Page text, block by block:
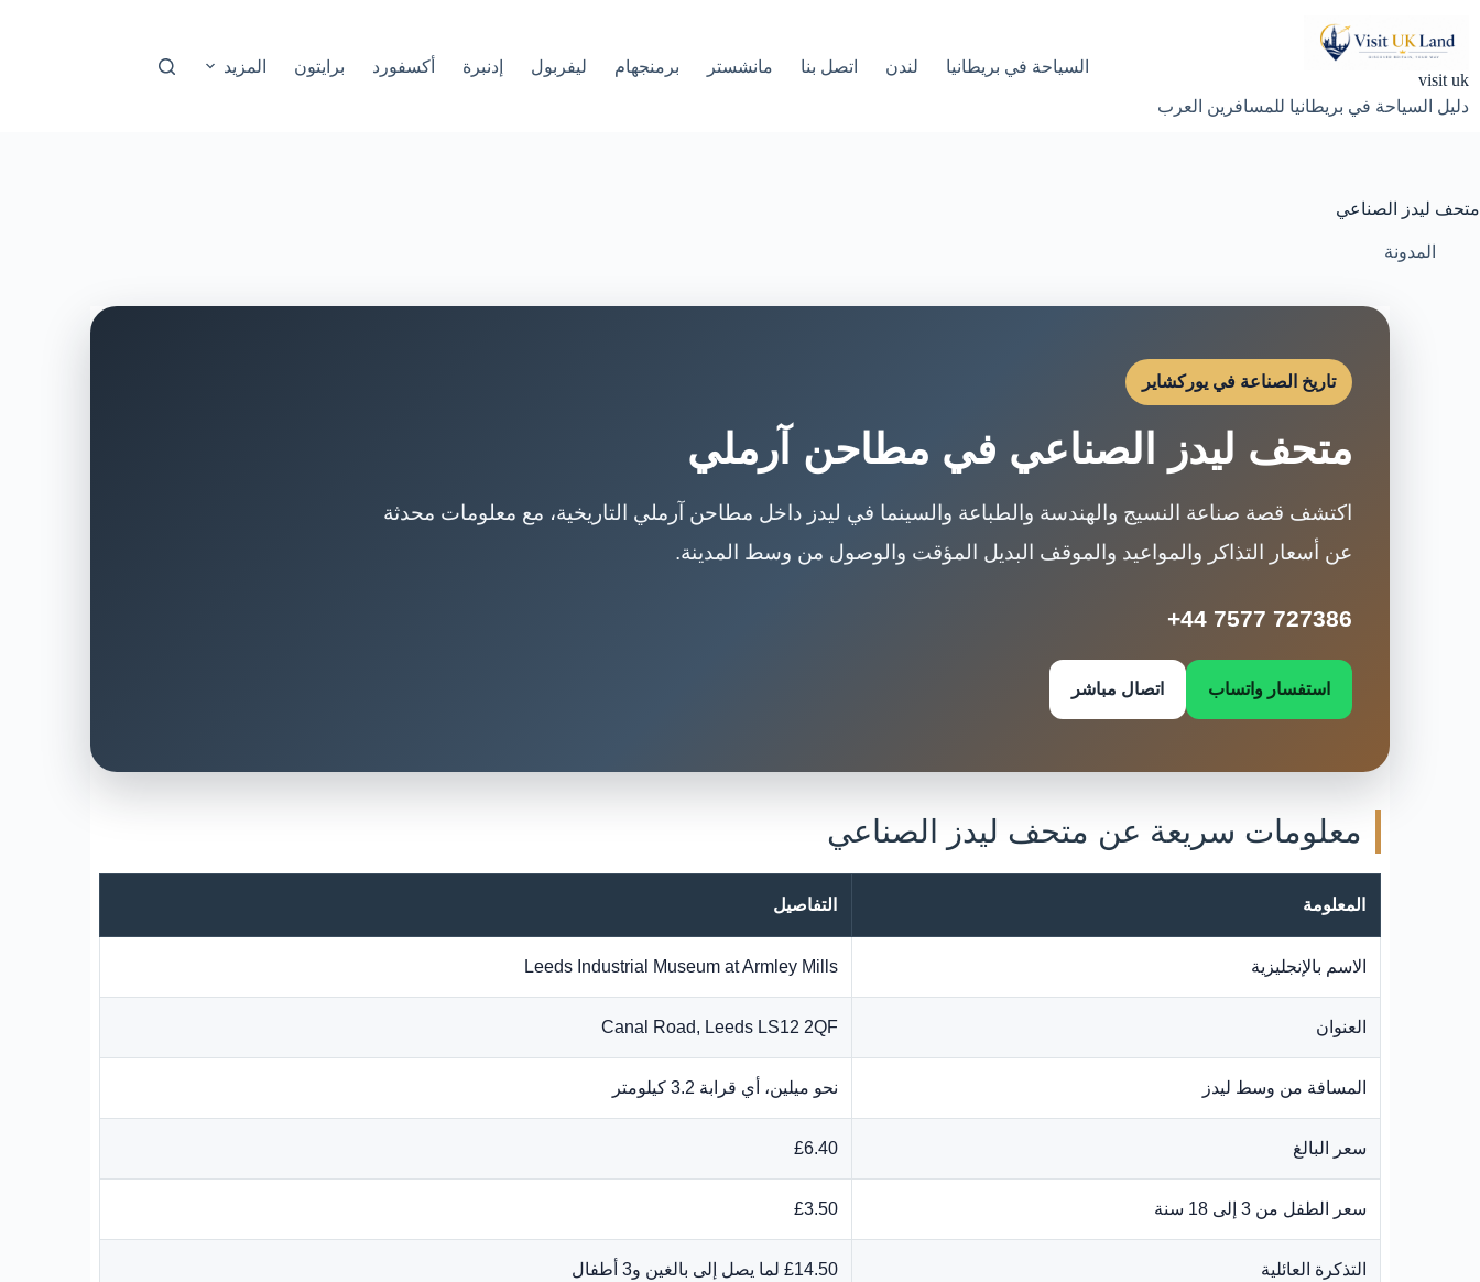
المحتوى
visit uk
دليل السياحة في بريطانيا للمسافرين العرب
السياحة في بريطانيا لندن اتصل بنا مانشستر برمنجهام ليفربول إدنبرة أكسفورد برايتون المزيد
متحف ليدز الصناعي
المدونة
تاريخ الصناعة في يوركشاير
متحف ليدز الصناعي في مطاحن آرملي
اكتشف قصة صناعة النسيج والهندسة والطباعة والسينما في ليدز داخل مطاحن آرملي التاريخية، مع معلومات محدثة
عن أسعار التذاكر والمواعيد والموقف البديل المؤقت والوصول من وسط المدينة.
+44 7577 727386
استفسار واتساب اتصال مباشر
معلومات سريعة عن متحف ليدز الصناعي
المعلومة التفاصيل
الاسم بالإنجليزية Leeds Industrial Museum at Armley Mills
العنوان Canal Road, Leeds LS12 2QF
المسافة من وسط ليدز نحو ميلين، أي قرابة 3.2 كيلومتر
سعر البالغ £6.40
سعر الطفل من 3 إلى 18 سنة £3.50
التذكرة العائلية £14.50 لما يصل إلى بالغين و3 أطفال